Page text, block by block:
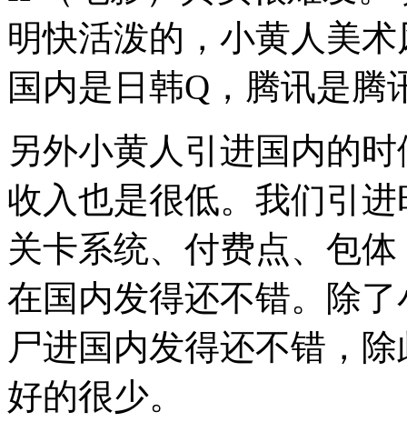
明快活泼的，小黄人美
国内是日韩Q，腾讯是腾
另外小黄人引进国内的
收入也是很低。 我们引
关卡系统、付费点、包
在国内发得还不错。 除
尸进国内发得还不错，
好的很少。